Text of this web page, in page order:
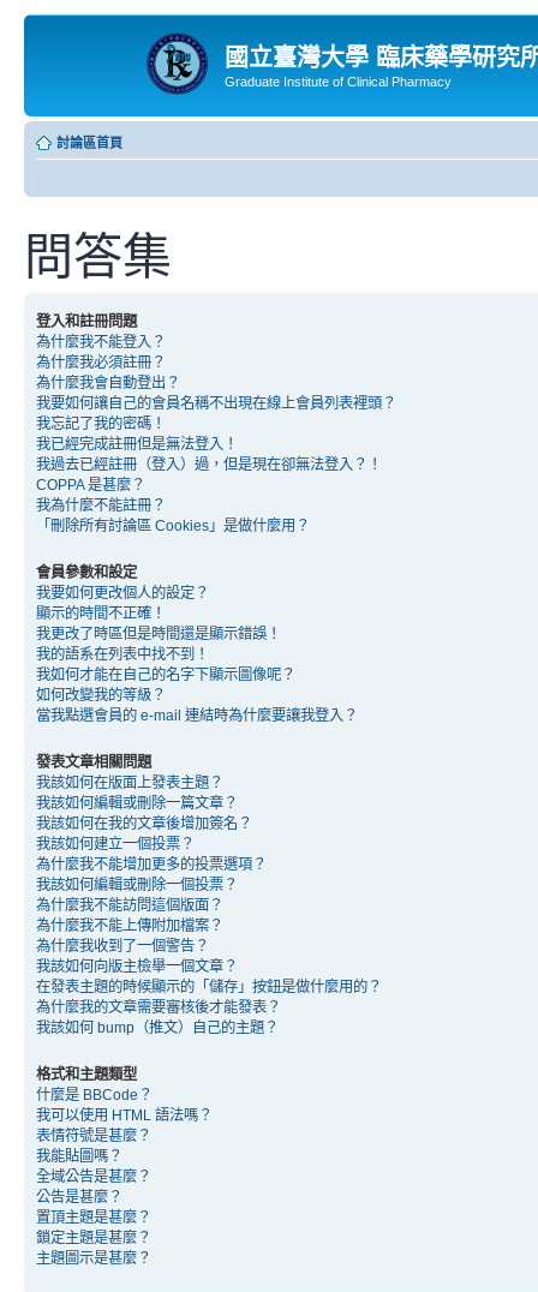
國立臺灣大學 臨床藥學研究
Graduate Institute of Clinical Pharmacy
討論區首頁
問答集
登入和註冊問題
為什麼我不能登入？
為什麼我必須註冊？
為什麼我會自動登出？
我要如何讓自己的會員名稱不出現在線上會員列表裡頭？
我忘記了我的密碼！
我已經完成註冊但是無法登入！
我過去已經註冊（登入）過，但是現在卻無法登入？！
COPPA 是甚麼？
我為什麼不能註冊？
「刪除所有討論區 Cookies」是做什麼用？
會員參數和設定
我要如何更改個人的設定？
顯示的時間不正確！
我更改了時區但是時間還是顯示錯誤！
我的語系在列表中找不到！
我如何才能在自己的名字下顯示圖像呢？
如何改變我的等級？
當我點選會員的 e-mail 連結時為什麼要讓我登入？
發表文章相關問題
我該如何在版面上發表主題？
我該如何編輯或刪除一篇文章？
我該如何在我的文章後增加簽名？
我該如何建立一個投票？
為什麼我不能增加更多的投票選項？
我該如何編輯或刪除一個投票？
為什麼我不能訪問這個版面？
為什麼我不能上傳附加檔案？
為什麼我收到了一個警告？
我該如何向版主檢舉一個文章？
在發表主題的時候顯示的「儲存」按鈕是做什麼用的？
為什麼我的文章需要審核後才能發表？
我該如何 bump（推文）自己的主題？
格式和主題類型
什麼是 BBCode？
我可以使用 HTML 語法嗎？
表情符號是甚麼？
我能貼圖嗎？
全域公告是甚麼？
公告是甚麼？
置頂主題是甚麼？
鎖定主題是甚麼？
主題圖示是甚麼？